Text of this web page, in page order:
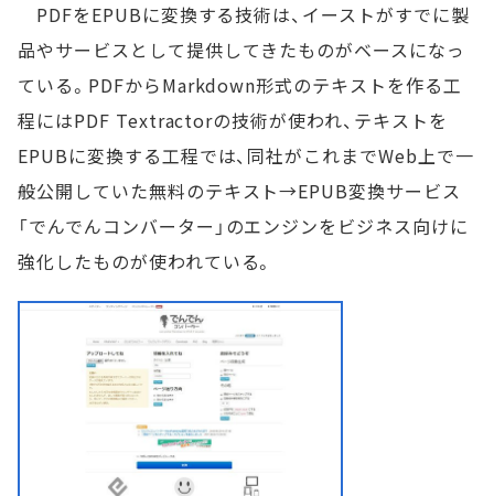
PDFをEPUBに変換する技術は、イーストがすでに製
品やサービスとして提供してきたものがベースになっ
ている。PDFからMarkdown形式のテキストを作る工
程にはPDF Textractorの技術が使われ、テキストを
EPUBに変換する工程では、同社がこれまでWeb上で一
般公開していた無料のテキスト→EPUB変換サービス
「でんでんコンバーター」のエンジンをビジネス向けに
強化したものが使われている。